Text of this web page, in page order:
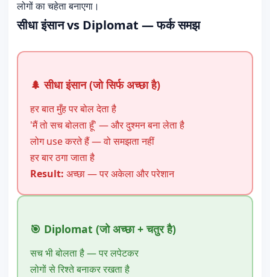
लोगों का चहेता बनाएगा।
सीधा इंसान vs Diplomat — फर्क समझ
🌲 सीधा इंसान (जो सिर्फ अच्छा है)
हर बात मुँह पर बोल देता है
'मैं तो सच बोलता हूँ' — और दुश्मन बना लेता है
लोग use करते हैं — वो समझता नहीं
हर बार ठगा जाता है
Result: अच्छा — पर अकेला और परेशान
🎯 Diplomat (जो अच्छा + चतुर है)
सच भी बोलता है — पर लपेटकर
लोगों से रिश्ते बनाकर रखता है